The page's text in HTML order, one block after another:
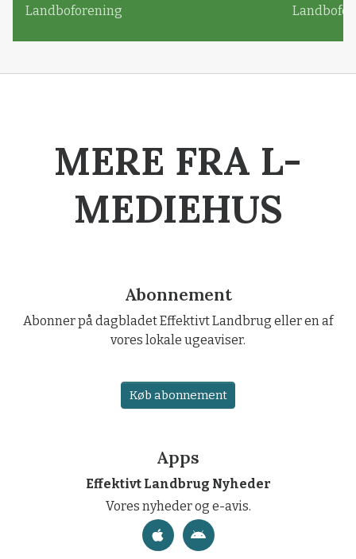
Landboforening
MERE FRA L-
MEDIEHUS
Abonnement
Abonner på dagbladet Effektivt Landbrug eller en af
vores lokale ugeaviser.
Køb abonnement
Apps
Effektivt Landbrug Nyheder
Vores nyheder og e-avis.